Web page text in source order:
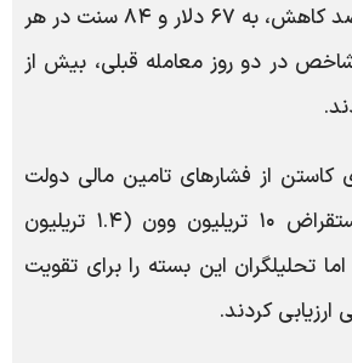
سنت معادل ۰.۳ درصد کاهش، به ۶۷ دلار و ۸۴ سنت در هر
در دو روز معامله قبلی، بیش از
کاستن از فشارهای تامین مالی دولت
محلی، یک بسته استقراض ۱۰ تریلیون وون (۱.۴ تریلیون
اما تحلیلگران این بسته را برای تقویت
ارزیابی کردند.